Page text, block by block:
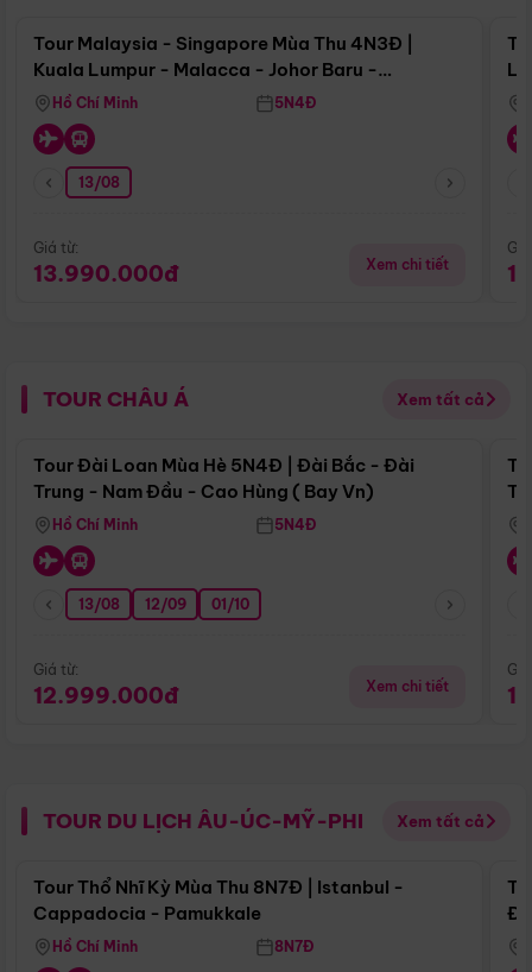
Tour Malaysia - Singapore Mùa Thu 4N3Đ |
Kuala Lumpur - Malacca - Johor Baru -
Singapore
Hồ Chí Minh 5N4Đ
13/08
Giá từ:
13.990.000đ Xem chi tiết
TOUR CHÂU Á Xem tất cả
Điểm nổi bật
Tour Đài Loan Mùa Hè 5N4Đ | Đài Bắc - Đài
Trung - Nam Đầu - Cao Hùng ( Bay Vn)
Hồ Chí Minh 5N4Đ
13/08 12/09 01/10
Giá từ:
12.999.000đ Xem chi tiết
TOUR DU LỊCH ÂU-ÚC-MỸ-PHI Xem tất cả
Điểm nổi bật
Tour Thổ Nhĩ Kỳ Mùa Thu 8N7Đ | Istanbul -
Cappadocia - Pamukkale
Hồ Chí Minh 8N7Đ